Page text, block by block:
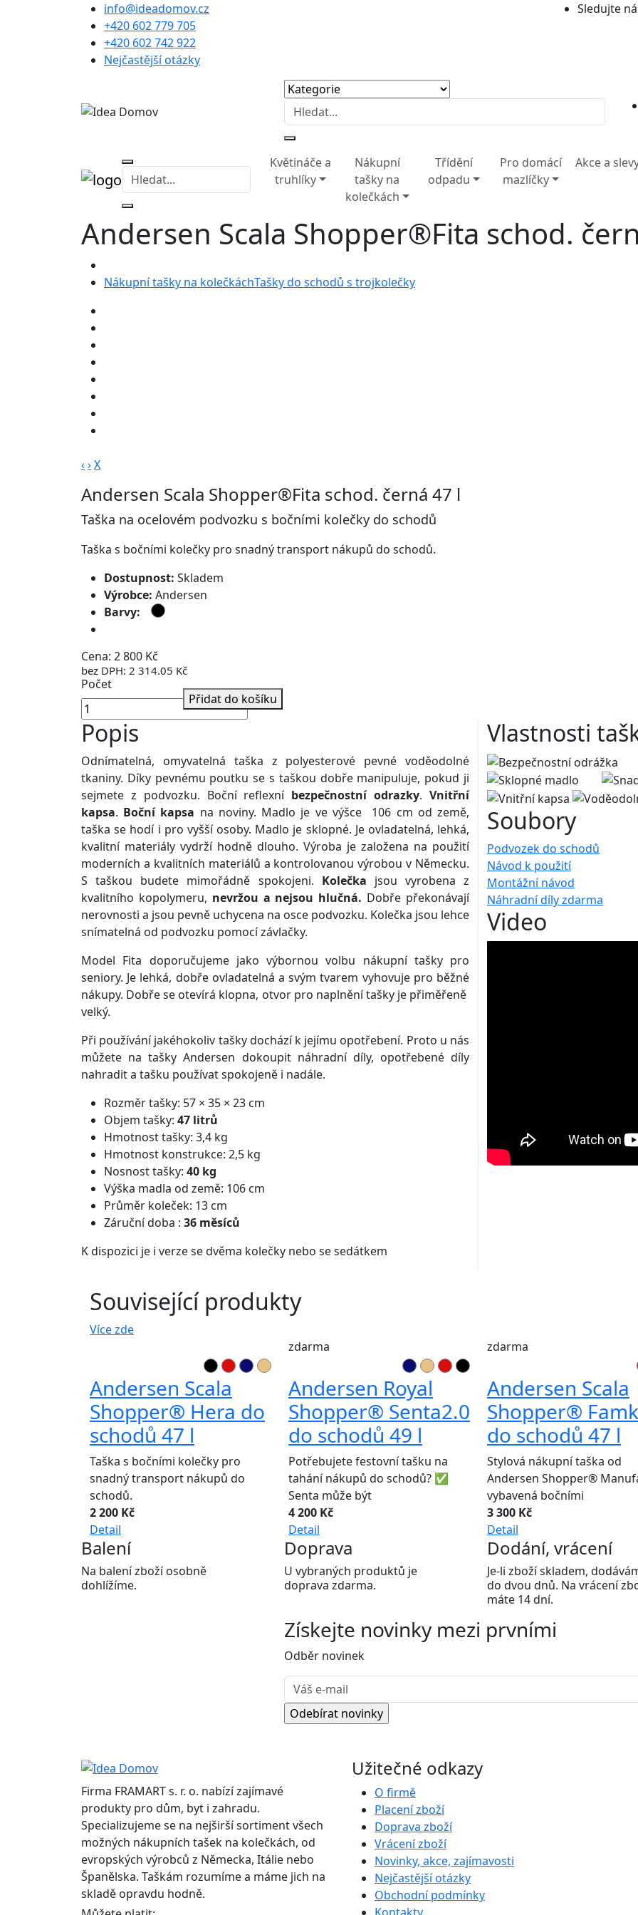
info@ideadomov.cz
+420 602 779 705
+420 602 742 922
Nejčastější otázky
Sledujte
Květináče a
truhlíky
Nákupní
tašky na
kolečkách
Třídění
odpadu
Pro domácí
mazlíčky
Akce a
Andersen Scala Shopper®Fita schod.
Nákupní tašky na kolečkáchTašky do schodů s trojkolečky
‹›X
Andersen Scala Shopper®Fita schod. černá 47 l
Taška na ocelovém podvozku s bočními kolečky do schodů
Taška s bočními kolečky pro snadný transport nákupů do schodů.
Dostupnost: Skladem
Výrobce: Andersen
Barvy:
Cena: 2 800 Kč
bez DPH: 2 314.05 Kč
Počet
Přidat do košíku
Popis
Odnímatelná, omyvatelná taška z polyesterové pevné voděodolné
tkaniny. Díky pevnému poutku se s taškou dobře manipuluje, pokud ji
sejmete z podvozku. Boční reflexní bezpečnostní odrazky.Vnitřní
kapsa. Boční kapsa na noviny. Madlo je ve výšce 106 cm od země,
taška se hodí i pro vyšší osoby. Madlo je sklopné. Je ovladatelná, lehká,
kvalitní materiály vydrží hodně dlouho. Výroba je založena na použití
moderních a kvalitních materiálů a kontrolovanou výrobou v Německu.
S taškou budete mimořádně spokojeni. Kolečka jsou vyrobena z
kvalitního kopolymeru, nevržou a nejsou hlučná. Dobře překonávají
nerovnosti a jsou pevně uchycena na osce podvozku. Kolečka jsou lehce
snímatelná od podvozku pomocí závlačky.
Model Fita doporučujeme jako výbornou volbu nákupní tašky pro
seniory. Je lehká, dobře ovladatelná a svým tvarem vyhovuje pro běžné
nákupy. Dobře se otevírá klopna, otvor pro naplnění tašky je přiměřeně
velký.
Při používání jakéhokoliv tašky dochází k jejímu opotřebení. Proto u nás
můžete na tašky Andersen dokoupit náhradní díly, opotřebené díly
nahradit a tašku používat spokojeně i nadále.
Rozměr tašky: 57 × 35 × 23 cm
Objem tašky: 47 litrů
Hmotnost tašky: 3,4 kg
Hmotnost konstrukce: 2,5 kg
Nosnost tašky: 40 kg
Výška madla od země: 106 cm
Průměr koleček: 13 cm
Záruční doba : 36 měsíců
K dispozici je i verze se dvěma kolečky nebo se sedátkem
Vlastnosti
Soubory
Podvozek do schodů
Návod k použití
Montážní návod
Náhradní díly zdarma
Video
Související produkty
Více zde
Andersen Scala
Shopper® Hera do
schodů 47 l
Taška s bočními kolečky pro
snadný transport nákupů do
schodů.
2 200 Kč
Detail
zdarma
Andersen Royal
Shopper® Senta2.0
do schodů 49 l
Potřebujete festovní tašku na
tahání nákupů do schodů? ✅
Senta může být
4 200 Kč
Detail
zdarma
Andersen Scala
Shopper®
do schodů 47 l
Stylová nákupní taška od
Andersen Shopper®
vybavená bočními
3 300 Kč
Detail
Balení
Na balení zboží osobně
dohlížíme.
Doprava
U vybraných produktů je
doprava zdarma.
Dodání, vrácení
Je-li zboží skladem,
do dvou dnů. Na vrácení
máte 14 dní.
Získejte novinky mezi prvními
Odběr novinek
Firma FRAMART s. r. o. nabízí zajímavé
produkty pro dům, byt i zahradu.
Specializujeme se na nejširší sortiment všech
možných nákupních tašek na kolečkách, od
evropských výrobců z Německa, Itálie nebo
Španělska. Taškám rozumíme a máme jich na
skladě opravdu hodně.
Užitečné odkazy
O firmě
Placení zboží
Doprava zboží
Vrácení zboží
Novinky, akce, zajímavosti
Nejčastější otázky
Obchodní podmínky